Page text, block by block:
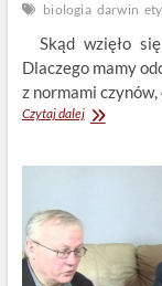
biologia darwin
Skąd wzięło
Dlaczego mamy
z normami
Czytaj dalejO